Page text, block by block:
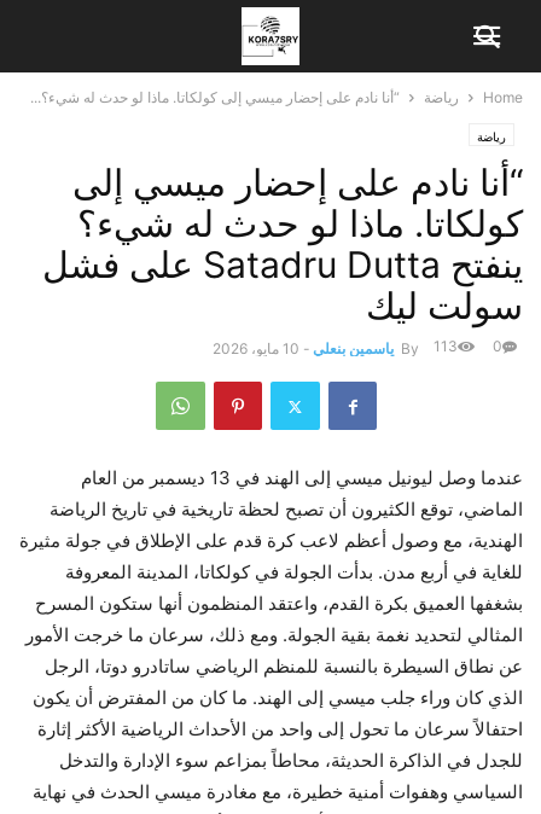
Home رياضة “أنا نادم على إحضار ميسي إلى كولكاتا. ماذا لو حدث له شيء؟...
رياضة
“أنا نادم على إحضار ميسي إلى
كولكاتا. ماذا لو حدث له شيء؟
ينفتح Satadru Dutta على فشل
سولت ليك
By ياسمين بنعلي - 10 مايو، 2026 0
113
عندما وصل ليونيل ميسي إلى الهند في 13 ديسمبر من العام
الماضي، توقع الكثيرون أن تصبح لحظة تاريخية في تاريخ الرياضة
الهندية، مع وصول أعظم لاعب كرة قدم على الإطلاق في جولة مثيرة
للغاية في أربع مدن. بدأت الجولة في كولكاتا، المدينة المعروفة
بشغفها العميق بكرة القدم، واعتقد المنظمون أنها ستكون المسرح
المثالي لتحديد نغمة بقية الجولة. ومع ذلك، سرعان ما خرجت الأمور
عن نطاق السيطرة بالنسبة للمنظم الرياضي ساتادرو دوتا، الرجل
الذي كان وراء جلب ميسي إلى الهند. ما كان من المفترض أن يكون
احتفالاً سرعان ما تحول إلى واحد من الأحداث الرياضية الأكثر إثارة
للجدل في الذاكرة الحديثة، محاطاً بمزاعم سوء الإدارة والتدخل
السياسي وهفوات أمنية خطيرة، مع مغادرة ميسي الحدث في نهاية